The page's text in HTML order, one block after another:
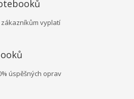
vyplatí
úspěšných oprav